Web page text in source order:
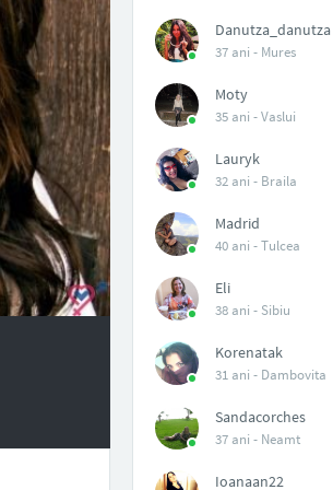
Danutza_danutza
37 ani - Mures
Moty
35 ani -Vaslui
Lauryk
32 ani - Braila
Madrid
40 ani -Tulcea
Eli
38 ani - Sibiu
Korenatak
31 ani - Dambovita
Sandacorches
37 ani - Neamt
Ioanaan22